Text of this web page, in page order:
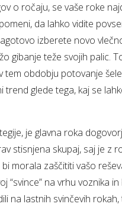
o ročaju, se vaše roke
da lahko vidite
izberete novo
gibanje teže svojih palic.
tem obdobju potovanje
glede tega, kaj se
je glavna roka
stisnjena skupaj, saj je z
morala zaščititi vašo
“svince” na vrhu voznika
na lastnih svinčevih